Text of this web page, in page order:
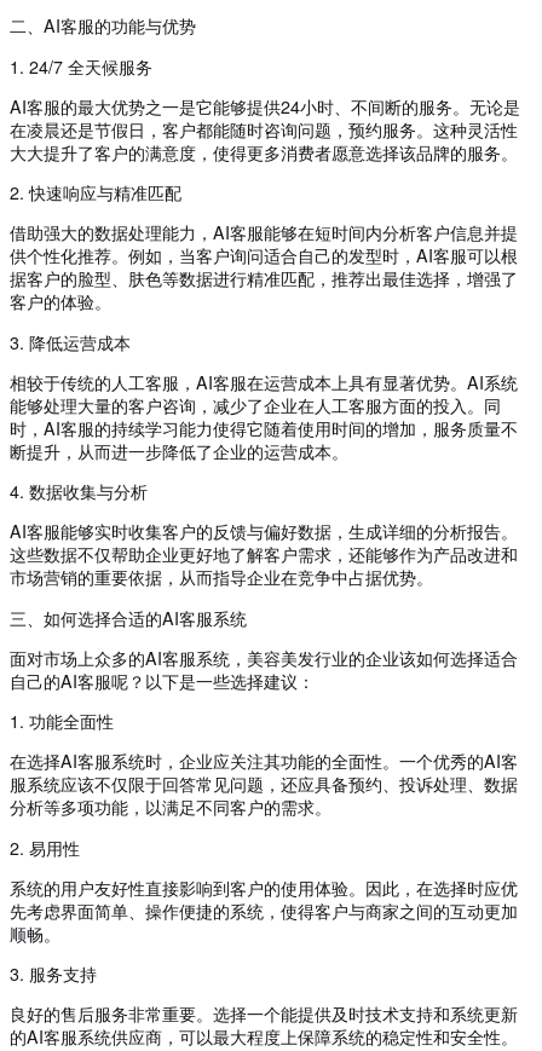
二、AI客服的功能与优势
1. 24/7 全天候服务
AI客服的最大优势之一是它能够提供24小时、不间断的服务。无论是
在凌晨还是节假日，客户都能随时咨询问题，预约服务。这种灵活性
大大提升了客户的满意度，使得更多消费者愿意选择该品牌的服务。
2. 快速响应与精准匹配
借助强大的数据处理能力，AI客服能够在短时间内分析客户信息并提
供个性化推荐。例如，当客户询问适合自己的发型时，AI客服可以根
据客户的脸型、肤色等数据进行精准匹配，推荐出最佳选择，增强了
客户的体验。
3. 降低运营成本
相较于传统的人工客服，AI客服在运营成本上具有显著优势。AI系统
能够处理大量的客户咨询，减少了企业在人工客服方面的投入。同
时，AI客服的持续学习能力使得它随着使用时间的增加，服务质量不
断提升，从而进一步降低了企业的运营成本。
4. 数据收集与分析
AI客服能够实时收集客户的反馈与偏好数据，生成详细的分析报告。
这些数据不仅帮助企业更好地了解客户需求，还能够作为产品改进和
市场营销的重要依据，从而指导企业在竞争中占据优势。
三、如何选择合适的AI客服系统
面对市场上众多的AI客服系统，美容美发行业的企业该如何选择适合
自己的AI客服呢？以下是一些选择建议：
1. 功能全面性
在选择AI客服系统时，企业应关注其功能的全面性。一个优秀的AI客
服系统应该不仅限于回答常见问题，还应具备预约、投诉处理、数据
分析等多项功能，以满足不同客户的需求。
2. 易用性
系统的用户友好性直接影响到客户的使用体验。因此，在选择时应优
先考虑界面简单、操作便捷的系统，使得客户与商家之间的互动更加
顺畅。
3. 服务支持
良好的售后服务非常重要。选择一个能提供及时技术支持和系统更新
的AI客服系统供应商，可以最大程度上保障系统的稳定性和安全性。